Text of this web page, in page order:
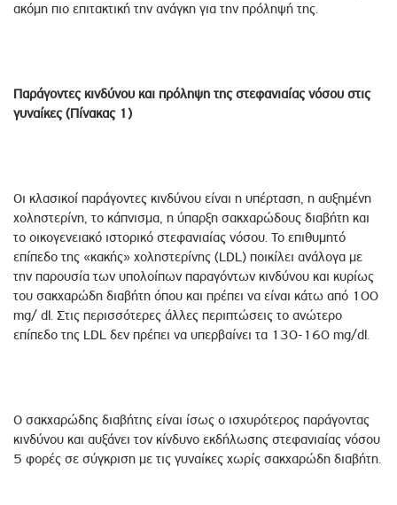
ακόμη πιο επιτακτική την ανάγκη για την πρόληψή της.
Παράγοντες κινδύνου και πρόληψη της στεφανιαίας νόσου στις
γυναίκες (Πίνακας 1)
Οι κλασικοί παράγοντες κινδύνου είναι η υπέρταση, η αυξημένη
χοληστερίνη, το κάπνισμα, η ύπαρξη σακχαρώδους διαβήτη και
το οικογενειακό ιστορικό στεφανιαίας νόσου. Το επιθυμητό
επίπεδο της «κακής» χοληστερίνης (LDL) ποικίλει ανάλογα με
την παρουσία των υπολοίπων παραγόντων κινδύνου και κυρίως
του σακχαρώδη διαβήτη όπου και πρέπει να είναι κάτω από 100
mg/ dl. Στις περισσότερες άλλες περιπτώσεις το ανώτερο
επίπεδο της LDL δεν πρέπει να υπερβαίνει τα 130-160 mg/dl.
Ο σακχαρώδης διαβήτης είναι ίσως ο ισχυρότερος παράγοντας
κινδύνου και αυξάνει τον κίνδυνο εκδήλωσης στεφανιαίας νόσου
5 φορές σε σύγκριση με τις γυναίκες χωρίς σακχαρώδη διαβήτη.